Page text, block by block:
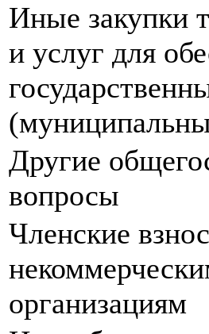
Иные закупки
и услуг для
Другие
вопросы
Членские
организациям